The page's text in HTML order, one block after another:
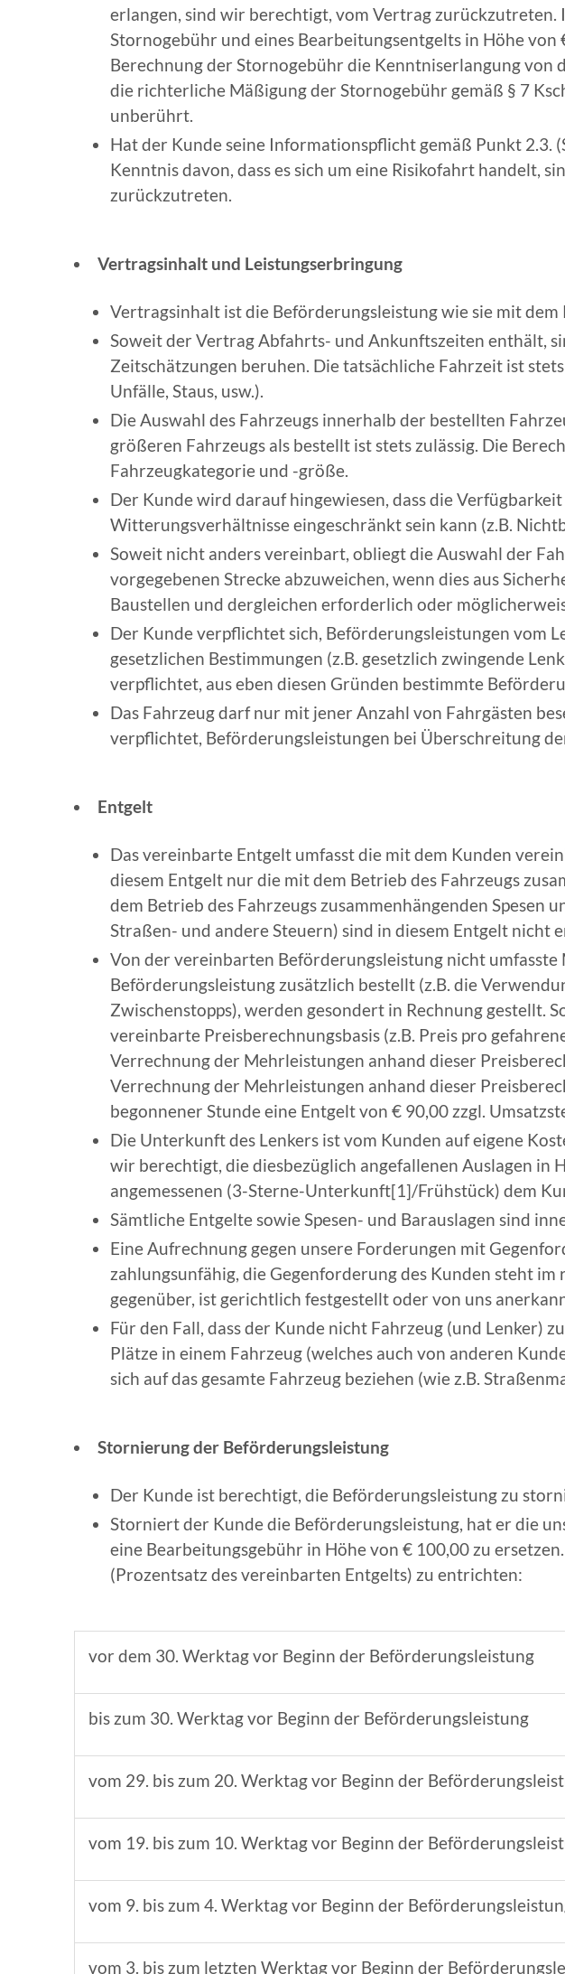
erlangen, sind wir berechtigt, vom Vertrag
Stornogebühr und eines Bearbeitungsentgelts in Höhe
Berechnung der Stornogebühr die Kenntniserlangung von
die richterliche Mäßigung der Stornogebühr gemäß § 7
unberührt.
Hat der Kunde seine Informationspflicht gemäß Punkt 2.3.
Kenntnis davon, dass es sich um eine Risikofahrt handelt,
zurückzutreten.
Vertragsinhalt und Leistungserbringung
Vertragsinhalt ist die Beförderungsleistung wie sie mit
Soweit der Vertrag Abfahrts- und Ankunftszeiten enthält,
Zeitschätzungen beruhen. Die tatsächliche Fahrzeit ist
Unfälle, Staus, usw.).
Die Auswahl des Fahrzeugs innerhalb der bestellten
größeren Fahrzeugs als bestellt ist stets zulässig. Die
Fahrzeugkategorie und -größe.
Der Kunde wird darauf hingewiesen, dass die
Witterungsverhältnisse eingeschränkt sein kann (z.B.
Soweit nicht anders vereinbart, obliegt die Auswahl der
vorgegebenen Strecke abzuweichen, wenn dies aus
Baustellen und dergleichen erforderlich oder
Der Kunde verpflichtet sich, Beförderungsleistungen vom
gesetzlichen Bestimmungen (z.B. gesetzlich zwingende
verpflichtet, aus eben diesen Gründen bestimmte
Das Fahrzeug darf nur mit jener Anzahl von Fahrgästen
verpflichtet, Beförderungsleistungen bei Überschreitung
Entgelt
Das vereinbarte Entgelt umfasst die mit dem Kunden
diesem Entgelt nur die mit dem Betrieb des Fahrzeugs
dem Betrieb des Fahrzeugs zusammenhängenden Spesen
Straßen- und andere Steuern) sind in diesem Entgelt nicht
Von der vereinbarten Beförderungsleistung nicht
Beförderungsleistung zusätzlich bestellt (z.B. die
Zwischenstopps), werden gesondert in Rechnung
vereinbarte Preisberechnungsbasis (z.B. Preis pro
Verrechnung der Mehrleistungen anhand dieser
Verrechnung der Mehrleistungen anhand dieser
begonnener Stunde eine Entgelt von € 90,00 zzgl.
Die Unterkunft des Lenkers ist vom Kunden auf eigene
wir berechtigt, die diesbezüglich angefallenen Auslagen
angemessenen (3-Sterne-Unterkunft[1]/Frühstück) dem
Sämtliche Entgelte sowie Spesen- und Barauslagen sind
Eine Aufrechnung gegen unsere Forderungen mit
zahlungsunfähig, die Gegenforderung des Kunden steht
gegenüber, ist gerichtlich festgestellt oder von uns
Für den Fall, dass der Kunde nicht Fahrzeug (und Lenker)
Plätze in einem Fahrzeug (welches auch von anderen
sich auf das gesamte Fahrzeug beziehen (wie z.B.
Stornierung der Beförderungsleistung
Der Kunde ist berechtigt, die Beförderungsleistung zu
Storniert der Kunde die Beförderungsleistung, hat er die
eine Bearbeitungsgebühr in Höhe von € 100,00 zu
(Prozentsatz des vereinbarten Entgelts) zu entrichten:
vor dem 30. Werktag vor Beginn der Beförderungsleistung
bis zum 30. Werktag vor Beginn der Beförderungsleistung
vom 29. bis zum 20. Werktag vor Beginn der
vom 19. bis zum 10. Werktag vor Beginn der
vom 9. bis zum 4. Werktag vor Beginn der
vom 3. bis zum letzten Werktag vor Beginn der